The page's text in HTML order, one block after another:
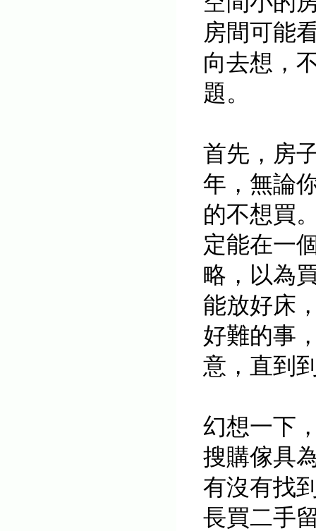
房間可能
向去想，
題。
首先，房
年，無論
的不想買
定能在一
略，以為
能放好床
好難的事
意，直到
幻想一下
搜購傢具
有沒有找
長買二手